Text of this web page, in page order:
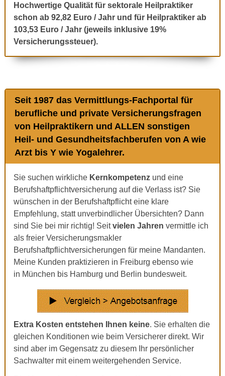
Hochwertige Qualität für sektorale Heilpraktiker
schon ab 92,82 Euro / Jahr und für Heilpraktiker ab
103,53 Euro / Jahr (jeweils inklusive 19%
Versicherungssteuer).
Seit 1987 das Vermittlungs-Fachportal für
berufliche und private Versicherungsfragen
von Heilpraktikern und ALLEN sonstigen
Heil- und Gesundheitsfachberufen von A wie
Arzt bis Y wie Yogalehrer.
Sie suchen wirkliche Kernkompetenzund eine
Berufshaftpflichtversicherung auf die Verlass ist? Sie
wünschen in der Berufshaftpflicht eine klare
Empfehlung, statt unverbindlicher Übersichten? Dann
sind Sie bei mir richtig! Seitvielen Jahren vermittle ich
als freier Versicherungsmakler
Berufshaftpflichtversicherungen für meine Mandanten.
Meine Kunden praktizieren in Freiburg ebenso wie
in München bis Hamburg und Berlin bundesweit.
Extra Kosten entstehen Ihnen keine. Sie erhalten die
gleichen Konditionen wie beim Versicherer direkt. Wir
sind aber im Gegensatz zu diesem Ihr persönlicher
Sachwalter mit einem weitergehenden Service.